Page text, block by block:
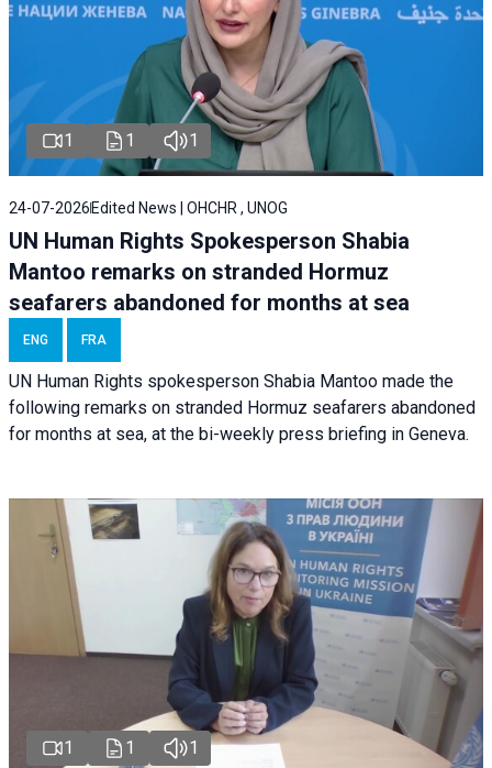
1 1 1
24-07-2026 Edited News | OHCHR , UNOG
UN Human Rights Spokesperson Shabia
Mantoo remarks on stranded Hormuz
seafarers abandoned for months at sea
ENG FRA
UN Human Rights spokesperson Shabia Mantoo made the
following remarks on stranded Hormuz seafarers abandoned
for months at sea, at the bi-weekly press briefing in Geneva.
1 1 1